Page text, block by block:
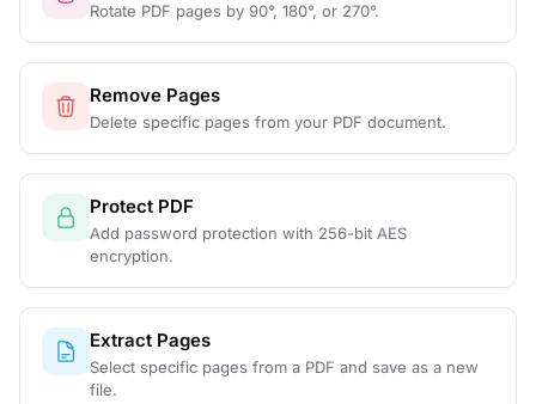
Rotate PDF pages by 90°, 180°, or 270°.
Remove Pages
Delete specific pages from your PDF document.
Protect PDF
Add password protection with 256-bit AES
encryption.
Extract Pages
Select specific pages from a PDF and save as a new
file.